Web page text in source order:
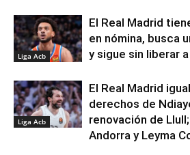
Liga Acb
El Real Madrid
en nómina, busca
y sigue sin liberar
Liga Acb
El Real Madrid
derechos de
renovación de
Andorra y Leyma